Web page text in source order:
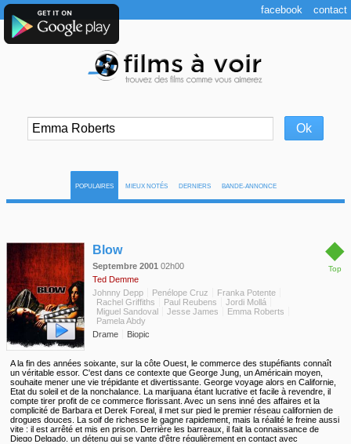
POPULAIRES MIEUX NOTÉS DERNIERS BANDE-ANNONCE
◆
Top
Blow
Septembre 2001 02h00
Ted Demme
Johnny Depp
Penélope Cruz
Franka Potente
Rachel Griffiths
Paul Reubens
Jordi Mollá
Miguel Sandoval
Jesse James
Emma Roberts
Pamela Abdy
Drame
Biopic
A la fin des années soixante, sur la côte Ouest, le commerce des stupéfiants connaît
un véritable essor. C'est dans ce contexte que George Jung, un Américain moyen,
souhaite mener une vie trépidante et divertissante. George voyage alors en Californie,
Etat du soleil et de la nonchalance. La marijuana étant lucrative et facile à revendre, il
compte tirer profit de ce commerce florissant. Avec un sens inné des affaires et la
complicité de Barbara et Derek Foreal, il met sur pied le premier réseau californien de
drogues douces. La soif de richesse le gagne rapidement, mais la réalité le freine aussi
vite : il est arrêté et mis en prison. Derrière les barreaux, il fait la connaissance de
Diego Delgado, un détenu qui se vante d'être régulièrement en contact avec
facebook contact